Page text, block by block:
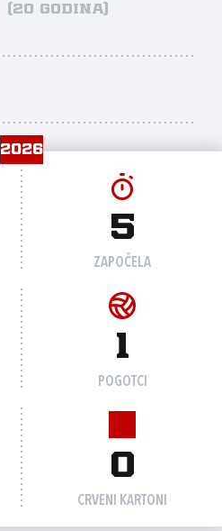
(20 godina)
2026
5
ZAPOČELA
1
POGOTCI
0
CRVENI KARTONI